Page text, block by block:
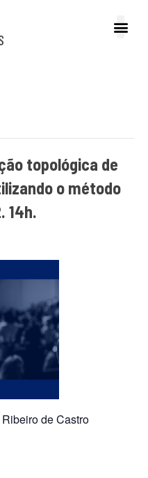
topológica de
o método
14h.
de Castro